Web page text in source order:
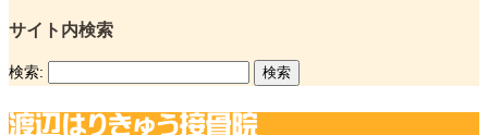
サイト内検索
検索: